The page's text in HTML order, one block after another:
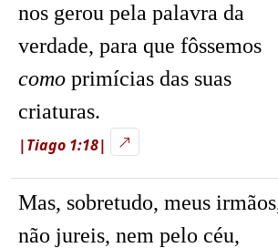
nos gerou pela palavra da
verdade, para que fôssemos
como primícias das suas
criaturas.
|Tiago 1:18|
Mas, sobretudo, meus
não jureis, nem pelo céu,